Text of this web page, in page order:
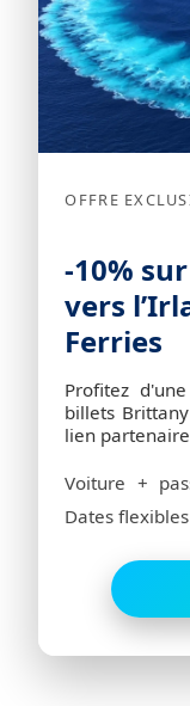
OFFRE
-10%
vers
Ferries
Profitez
billets
lien
Voiture +
Dates flexibles